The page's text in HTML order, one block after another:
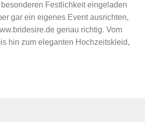
Festlichkeit eingeladen
gar ein eigenes Event ausrichten,
genau richtig. Vom
hin zum eleganten Hochzeitskleid,